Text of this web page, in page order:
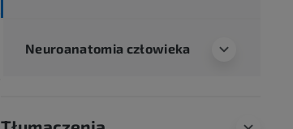
Neuroanatomia człowieka